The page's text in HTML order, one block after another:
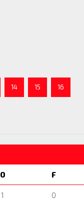
14 15 16
O F
1 0